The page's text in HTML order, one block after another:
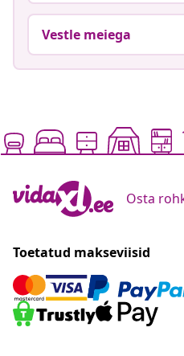
Vestle meiega
Osta
Toetatud makseviisid